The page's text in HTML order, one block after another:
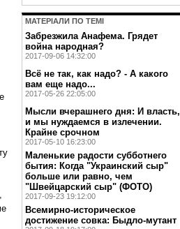
МАТЕРIАЛИ ПО ТЕМI
Забрезжила Анафема. Грядет
война народная?
2017-09-06 14:32:00
Всё не так, как надо? - А какого
вам еще надо...
2017-05-26 22:05:00
Мысли вчерашнего дня: И власть,
и мы нуждаемся в излечении.
Крайне срочном
2017-05-10 16:23:00
Маленькие радости субботнего
бытия: Когда "Украинский сыр"
больше или равно, чем
"Швейцарский сыр" (ФОТО)
2017-09-23 19:12:00
Всемирно-историческое
достижение совка: Быдло-мутант